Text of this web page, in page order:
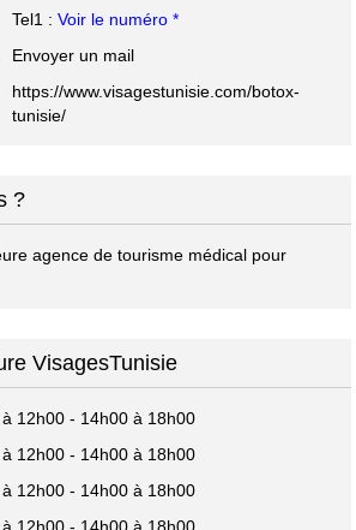
Tel1 :Voir le numéro *
Envoyer un mail
https://www.visagestunisie.com/botox-
tunisie/
?
agence de tourisme médical pour
VisagesTunisie
12h00 - 14h00 à 18h00
12h00 - 14h00 à 18h00
12h00 - 14h00 à 18h00
12h00 - 14h00 à 18h00